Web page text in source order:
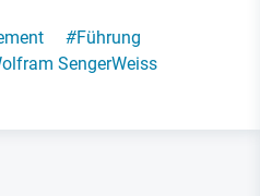
#Führung
Senger­Weiss